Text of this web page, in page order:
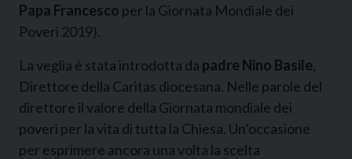
Papa Francesco per la Giornata Mondiale dei
Poveri 2019).
La veglia è stata introdotta da padre Nino Basile,
Direttore della Caritas diocesana. Nelle parole del
direttore il valore della Giornata mondiale dei
poveri per la vita di tutta la Chiesa. Un’occasione
per esprimere ancora una volta la scelta